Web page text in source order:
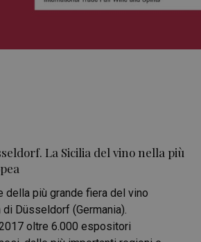
La Sicilia del vino nella più
della più grande fiera del vino
Düsseldorf (Germania).
oltre 6.000 espositori